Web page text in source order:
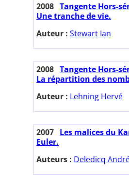
2008 Tangente Hors-
Une tranche de vie.
Auteur : Stewart Ian
2008 Tangente Hors-
La répartition des
Auteur : Lehning Hervé
2007 Les malices du
Euler.
Auteurs : Deledicq